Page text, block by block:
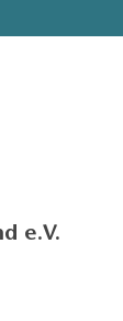
e.V.